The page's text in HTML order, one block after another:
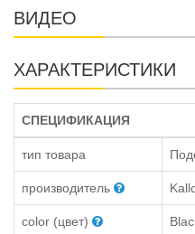
ВИДЕО
ХАРАКТЕРИСТИКИ
СПЕЦИФИКАЦИЯ
тип товара
производитель
color (цвет)